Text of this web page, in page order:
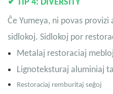
✔ TIP 4: DIVERSITY
Ĉe Yumeya, ni povas
sidlokoj. Sidlokoj por
Metalaj restoraciaj mebloj
Lignoteksturaj aluminiaj
Restoraciaj remburitaj seĝoj